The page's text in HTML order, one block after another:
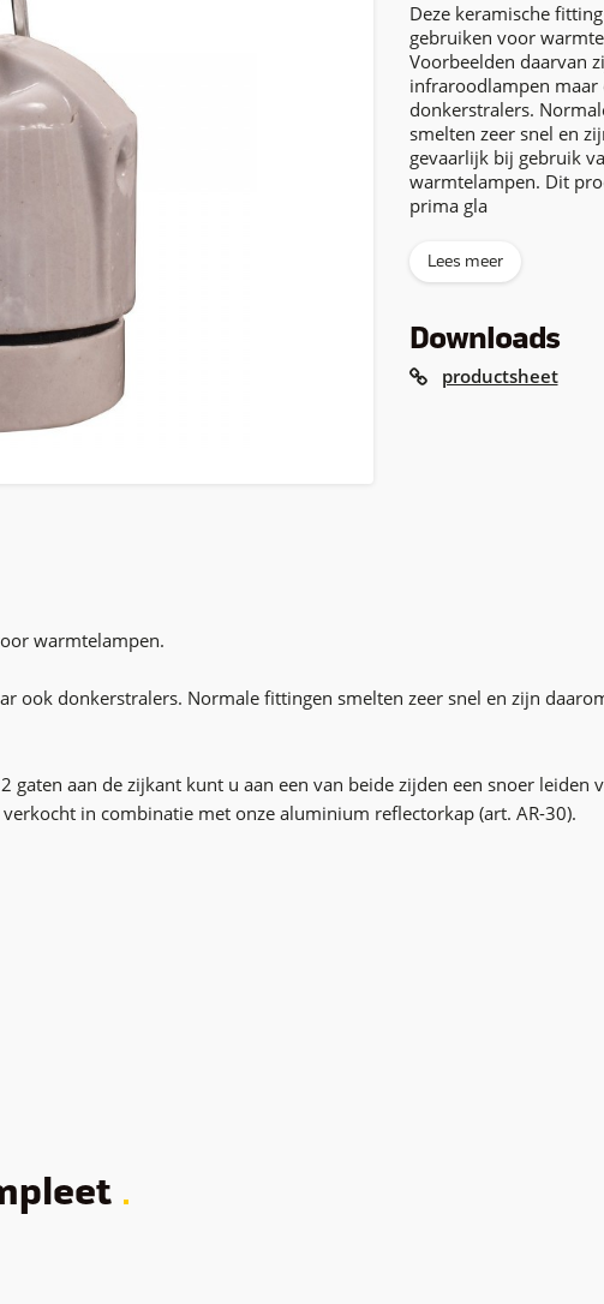
Deze keramische
gebruiken voor
Voorbeelden daarvan
infraroodlampen maar
donkerstralers.
smelten zeer snel en
gevaarlijk bij gebruik
warmtelampen. Dit
prima gla
Lees meer
Downloads
productsheet
warmtelampen.
ook donkerstralers. Normale fittingen smelten zeer snel en zijn
gaten aan de zijkant kunt u aan een van beide zijden een snoer leiden
in combinatie met onze aluminium reflectorkap (art. AR-30).